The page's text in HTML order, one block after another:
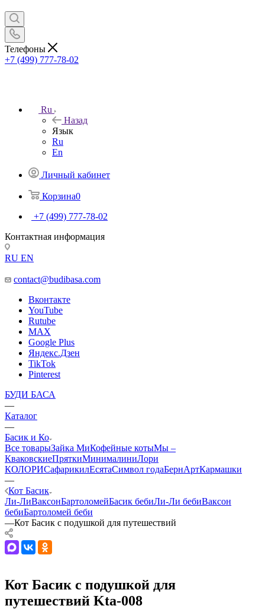
Телефоны
+7 (499) 777-78-02
Ru
Назад
Язык
Ru
En
Личный кабинет
Корзина0
+7 (499) 777-78-02
Контактная информация
RU EN
contact@budibasa.com
Вконтакте
YouTube
Rutube
MAX
Google Plus
Яндекс.Дзен
TikTok
Pinterest
БУДИ БАСА
—
Каталог
—
Басик и Ко
Все товарыЗайка МиКофейные котыМы –
КваковскиеПряткиМинималиниЛори
КОЛОРИСафарикилЕсятаСимвол годаБернАртКармашки
—
Кот Басик
Ли-ЛиВаксонБартоломейБасик бебиЛи-Ли бебиВаксон
бебиБартоломей беби
—Кот Басик с подушкой для путешествий
Кот Басик с подушкой для
путешествий Kta-008